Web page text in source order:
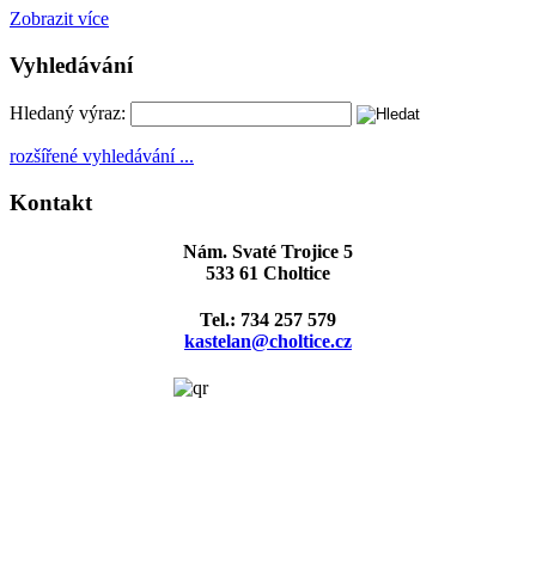
Zobrazit více
Vyhledávání
Hledaný výraz:
rozšířené vyhledávání ...
Kontakt
Nám. Svaté Trojice 5
533 61 Choltice
Tel.: 734 257 579
kastelan@choltice.cz